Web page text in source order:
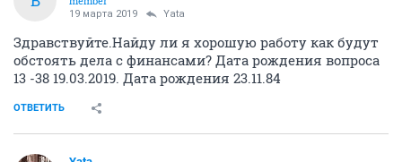
19 марта 2019 Yata
Здравствуйте.Найду ли я хорошую работу как будут
обстоять дела с финансами? Дата рождения вопроса
13 -38 19.03.2019. Дата рождения 23.11.84
ОТВЕТИТЬ